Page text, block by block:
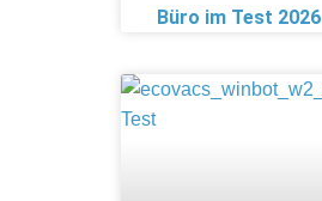
Büro im Test 2026